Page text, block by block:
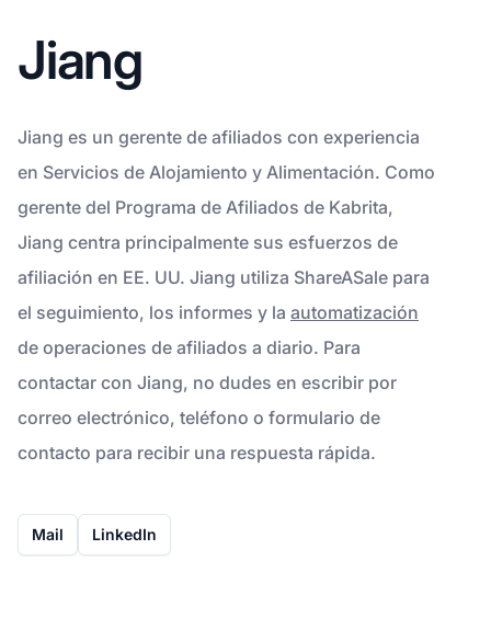
Jiang
Jiang es un gerente de afiliados con experiencia
en Servicios de Alojamiento y Alimentación. Como
gerente del Programa de Afiliados de Kabrita,
Jiang centra principalmente sus esfuerzos de
afiliación en EE. UU. Jiang utiliza ShareASale para
el seguimiento, los informes y la automatización
de operaciones de afiliados a diario. Para
contactar con Jiang, no dudes en escribir por
correo electrónico, teléfono o formulario de
contacto para recibir una respuesta rápida.
Mail LinkedIn